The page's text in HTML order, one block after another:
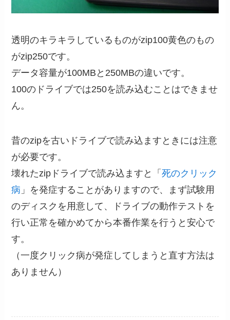
透明のキラキラしているものがzip100黄色のもの
がzip250です。
データ容量が100MBと250MBの違いです。
100のドライブでは250を読み込むことはできませ
ん。
昔のzipを古いドライブで読み込ますときには注意
が必要です。
壊れたzipドライブで読み込ますと「死のクリック
病 」を発症することがありますので、まず試験用
のディスクを用意して、ドライブの動作テストを
行い正常を確かめてから本番作業を行うと安心で
す。
（一度クリック病が発症してしまうと直す方法は
ありません）